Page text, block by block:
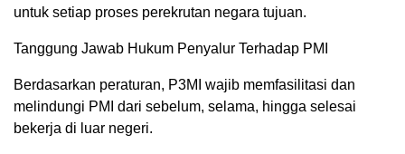
untuk setiap proses perekrutan negara tujuan.
Tanggung Jawab Hukum Penyalur Terhadap PMI
Berdasarkan peraturan, P3MI wajib memfasilitasi dan
melindungi PMI dari sebelum, selama, hingga selesai
bekerja di luar negeri.